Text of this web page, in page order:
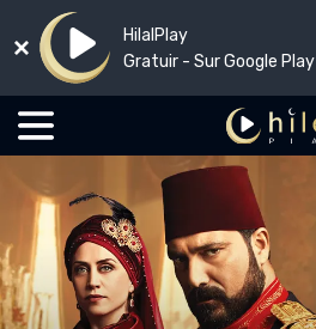
HilalPlay
Gratuir - Sur Google Play